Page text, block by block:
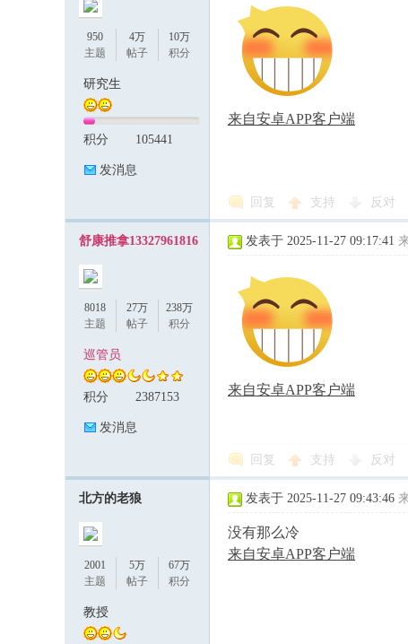
950
主题
4万
帖子
10万
积分
研究生
积分 105441
发消息
来自安卓APP客户端
回复 支持 反对
舒康推拿13327961816
8018
主题
27万
帖子
238万
积分
巡管员
积分 2387153
发消息
发表于 2025-11-27 09:17:41
来自安卓APP客户端
回复 支持 反对
北方的老狼
2001
主题
5万
帖子
67万
积分
教授
发表于 2025-11-27 09:43:46
没有那么冷
来自安卓APP客户端